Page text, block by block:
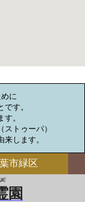
に
す。
。
トゥーパ）
します。
市緑区
町
園